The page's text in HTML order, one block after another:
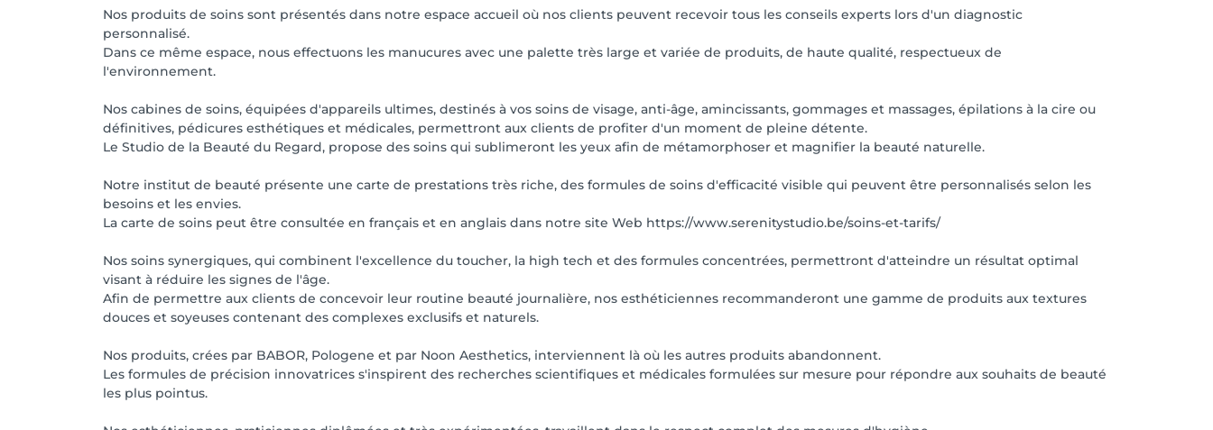
Nos produits de soins sont présentés dans notre espace accueil où nos clients peuvent recevoir tous les conseils experts lors d'un diagnostic
personnalisé.
Dans ce même espace, nous effectuons les manucures avec une palette très large et variée de produits, de haute qualité, respectueux de
l'environnement.
Nos cabines de soins, équipées d'appareils ultimes, destinés à vos soins de visage, anti-âge, amincissants, gommages et massages, épilations à la cire ou
définitives, pédicures esthétiques et médicales, permettront aux clients de profiter d'un moment de pleine détente.
Le Studio de la Beauté du Regard, propose des soins qui sublimeront les yeux afin de métamorphoser et magnifier la beauté naturelle.
Notre institut de beauté présente une carte de prestations très riche, des formules de soins d'efficacité visible qui peuvent être personnalisés selon les
besoins et les envies.
La carte de soins peut être consultée en français et en anglais dans notre site Web https://www.serenitystudio.be/soins-et-tarifs/
Nos soins synergiques, qui combinent l'excellence du toucher, la high tech et des formules concentrées, permettront d'atteindre un résultat optimal
visant à réduire les signes de l'âge.
Afin de permettre aux clients de concevoir leur routine beauté journalière, nos esthéticiennes recommanderont une gamme de produits aux textures
douces et soyeuses contenant des complexes exclusifs et naturels.
Nos produits, crées par BABOR, Pologene et par Noon Aesthetics, interviennent là où les autres produits abandonnent.
Les formules de précision innovatrices s'inspirent des recherches scientifiques et médicales formulées sur mesure pour répondre aux souhaits de beauté
les plus pointus.